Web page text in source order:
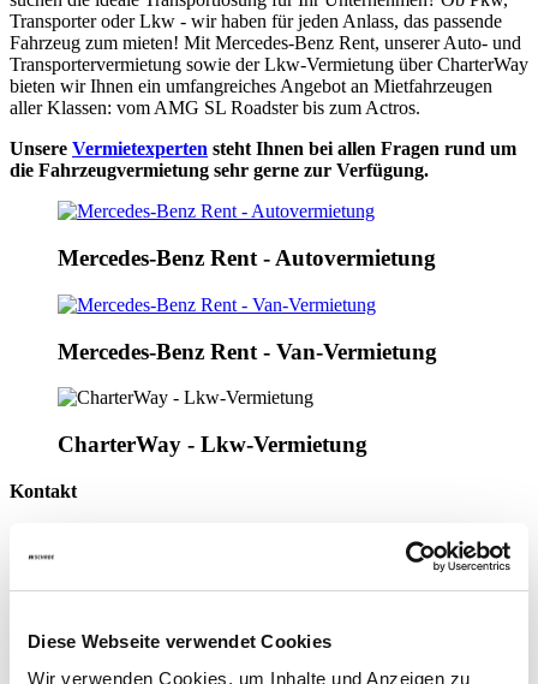
Diese Webseite verwendet Cookies
Wir verwenden Cookies, um Inhalte und Anzeigen zu
Transporter oder Lkw - wir haben für jeden Anlass, das passende
Fahrzeug zum mieten! Mit Mercedes-Benz Rent, unserer Auto- und
Transportervermietung sowie der Lkw-Vermietung über CharterWay
bieten wir Ihnen ein umfangreiches Angebot an Mietfahrzeugen
aller Klassen: vom AMG SL Roadster bis zum Actros.
Unsere Vermietexperten steht Ihnen bei allen Fragen rund um
die Fahrzeugvermietung sehr gerne zur Verfügung.
Mercedes-Benz Rent - Autovermietung
Mercedes-Benz Rent - Van-Vermietung
CharterWay - Lkw-Vermietung
Kontakt
Newsletter
Service 24h